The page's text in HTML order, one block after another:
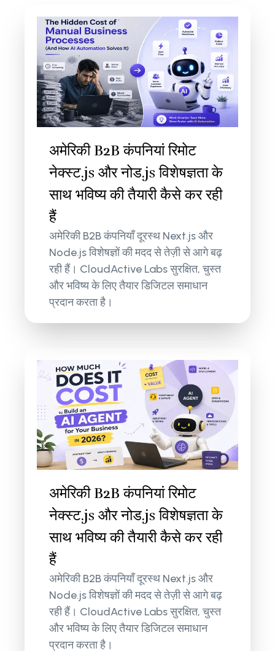
अमेरिकी B2B कंपनियां रिमोट
नेक्स्ट.js और नोड.js विशेषज्ञता के
साथ भविष्य की तैयारी कैसे कर रही
हैं
अमेरिकी B2B कंपनियाँ दूरस्थ Next.js और
Node.js विशेषज्ञों की मदद से तेज़ी से आगे बढ़
रही हैं। CloudActive Labs सुरक्षित, चुस्त
और भविष्य के लिए तैयार डिजिटल समाधान
प्रदान करता है।
अमेरिकी B2B कंपनियां रिमोट
नेक्स्ट.js और नोड.js विशेषज्ञता के
साथ भविष्य की तैयारी कैसे कर रही
हैं
अमेरिकी B2B कंपनियाँ दूरस्थ Next.js और
Node.js विशेषज्ञों की मदद से तेज़ी से आगे बढ़
रही हैं। CloudActive Labs सुरक्षित, चुस्त
और भविष्य के लिए तैयार डिजिटल समाधान
प्रदान करता है।